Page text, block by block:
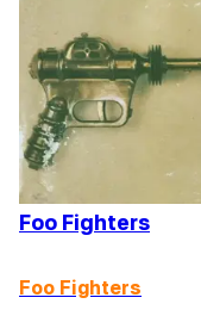
Foo Fighters
Foo Fighters